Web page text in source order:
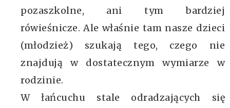
pozaszkolne, ani tym bardziej
rówieśnicze. Ale właśnie tam nasze dzieci
(młodzież) szukają tego, czego nie
znajdują w dostatecznym wymiarze w
rodzinie.
W łańcuchu stale odradzających się